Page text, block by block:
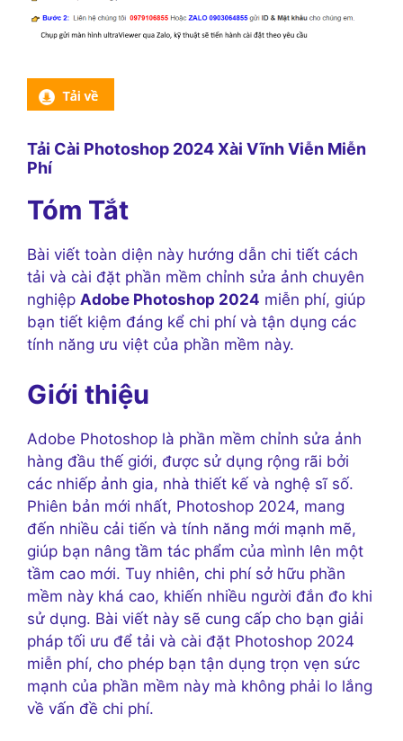
Tải Cài Photoshop 2024 Xài Vĩnh Viễn Miễn
Phí
Tóm Tắt
Bài viết toàn diện này hướng dẫn chi tiết cách
tải và cài đặt phần mềm chỉnh sửa ảnh chuyên
nghiệp Adobe Photoshop 2024 miễn phí, giúp
bạn tiết kiệm đáng kể chi phí và tận dụng các
tính năng ưu việt của phần mềm này.
Giới thiệu
Adobe Photoshop là phần mềm chỉnh sửa ảnh
hàng đầu thế giới, được sử dụng rộng rãi bởi
các nhiếp ảnh gia, nhà thiết kế và nghệ sĩ số.
Phiên bản mới nhất, Photoshop 2024, mang
đến nhiều cải tiến và tính năng mới mạnh mẽ,
giúp bạn nâng tầm tác phẩm của mình lên một
tầm cao mới. Tuy nhiên, chi phí sở hữu phần
mềm này khá cao, khiến nhiều người đắn đo khi
sử dụng. Bài viết này sẽ cung cấp cho bạn giải
pháp tối ưu để tải và cài đặt Photoshop 2024
miễn phí, cho phép bạn tận dụng trọn vẹn sức
mạnh của phần mềm này mà không phải lo lắng
về vấn đề chi phí.